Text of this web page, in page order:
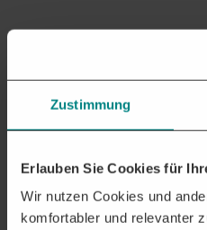
Zustimmung
Erlauben Sie Cookies für
Wir nutzen Cookies und
komfortabler und relevanter